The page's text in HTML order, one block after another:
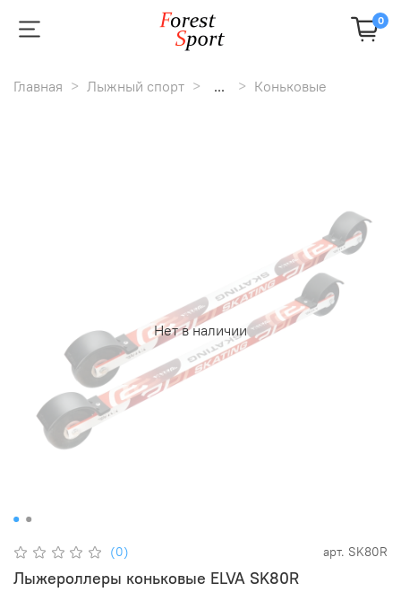
0
Главная Лыжный спорт ... Коньковые
Нет в наличии
(0) арт. SK80R
Лыжероллеры коньковые ELVA SK80R